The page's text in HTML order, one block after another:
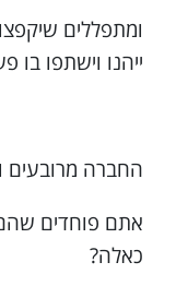
ומתפללים
ייהנו וישתפו בו
החברה מרובעים
אתם פוחדים שהם
כאלה?